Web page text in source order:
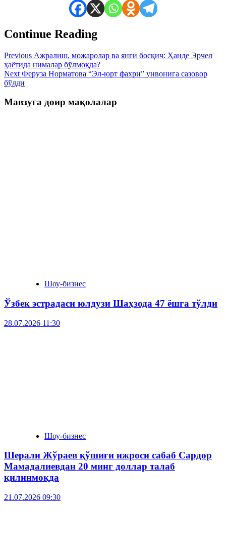
Continue Reading
Previous Ажралиш, можаролар ва янги босқич: Ҳанде Эрчел
ҳаётида нималар бўлмоқда?
Next Феруза Норматова “Эл-юрт фахри” унвонига сазовор
бўлди
Мавзуга доир мақолалар
Шоу-бизнес
Ўзбек эстрадаси юлдузи Шаҳзода 47 ёшга тўлди
28.07.2026 11:30
Шоу-бизнес
Шерали Жўраев қўшиғи ижроси сабаб Сардор
Мамадалиевдан 20 минг доллар талаб
қилинмоқда
21.07.2026 09:30